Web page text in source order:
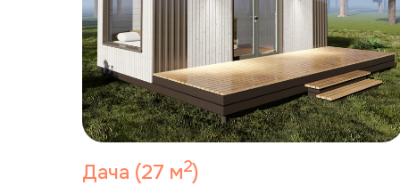
Дача (27 м2)